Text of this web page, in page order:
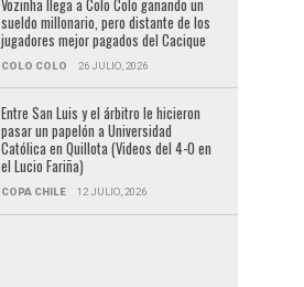
Vozinha llega a Colo Colo ganando un
sueldo millonario, pero distante de los
jugadores mejor pagados del Cacique
COLO COLO 26 JULIO, 2026
Entre San Luis y el árbitro le hicieron
pasar un papelón a Universidad
Católica en Quillota (Videos del 4-0 en
el Lucio Fariña)
COPA CHILE 12 JULIO, 2026